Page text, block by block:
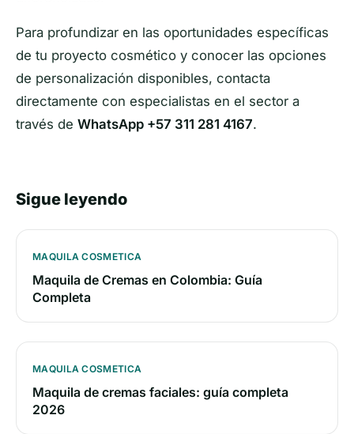
Para profundizar en las oportunidades específicas
de tu proyecto cosmético y conocer las opciones
de personalización disponibles, contacta
directamente con especialistas en el sector a
través de WhatsApp +57 311 281 4167.
Sigue leyendo
MAQUILA COSMETICA
Maquila de Cremas en Colombia: Guía
Completa
MAQUILA COSMETICA
Maquila de cremas faciales: guía completa
2026